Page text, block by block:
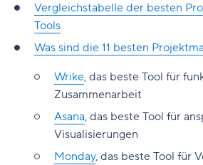
Vergleichstabelle der besten
Tools
Was sind die 11 besten
Wrike, das beste Tool für
Zusammenarbeit
Asana, das beste Tool für
Visualisierungen
Monday, das beste Tool für